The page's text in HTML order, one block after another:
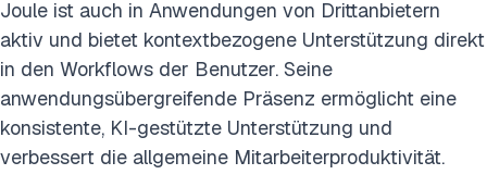
Joule ist auch in Anwendungen von Drittanbietern
aktiv und bietet kontextbezogene Unterstützung direkt
in den Workflows der Benutzer. Seine
anwendungsübergreifende Präsenz ermöglicht eine
konsistente, KI-gestützte Unterstützung und
verbessert die allgemeine Mitarbeiterproduktivität.